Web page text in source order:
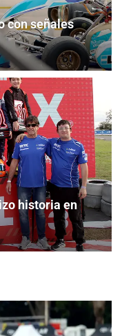
con señales
historia en